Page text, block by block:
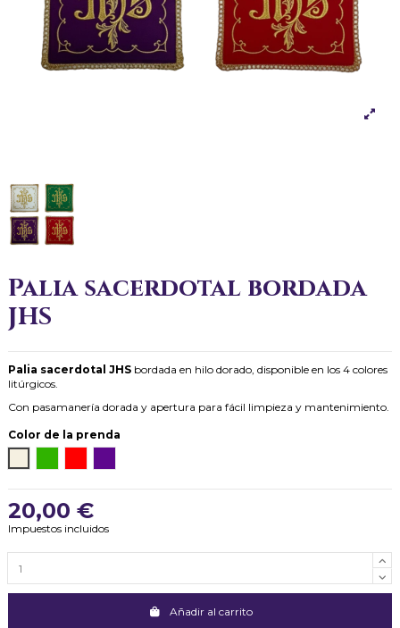
Palia sacerdotal bordada
JHS
Palia sacerdotal JHS bordada en hilo dorado, disponible en los 4 colores
litúrgicos.
Con pasamanería dorada y apertura para fácil limpieza y mantenimiento.
Color de la prenda
20,00 €
Impuestos incluidos
Añadir al carrito